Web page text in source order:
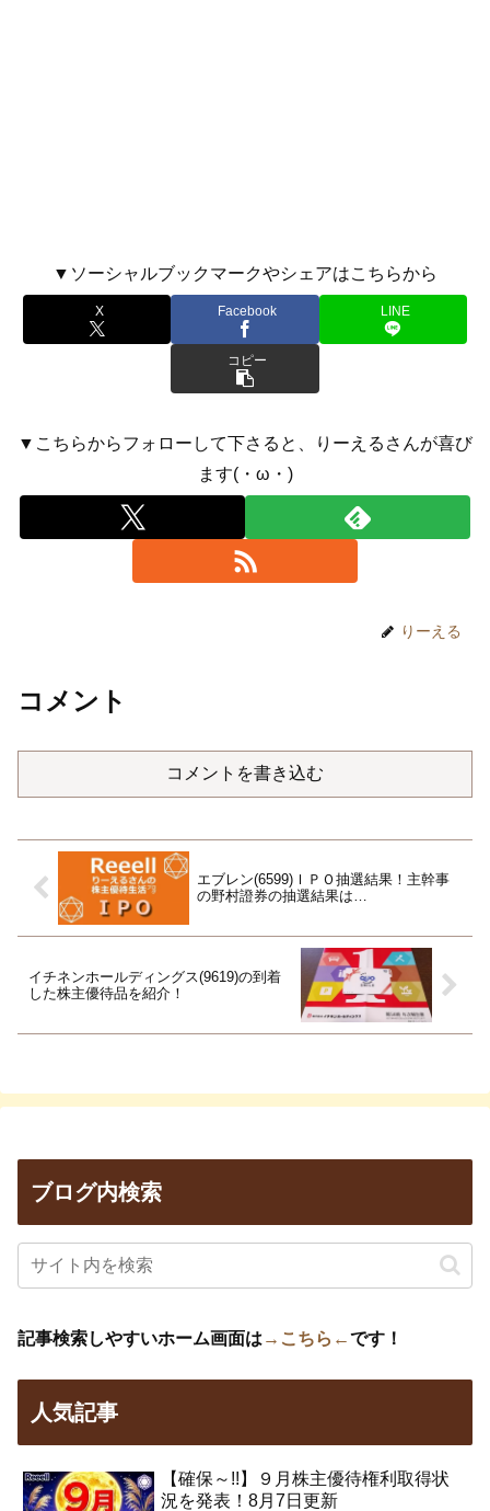
▼ソーシャルブックマークやシェアはこちらから
X Facebook LINE
コピー
▼こちらからフォローして下さると、りーえるさんが喜び
ます(・ω・)
りーえる
コメント
コメントを書き込む
エブレン(6599)ＩＰＯ抽選結果！主幹事
の野村證券の抽選結果は…
イチネンホールディングス(9619)の到着
した株主優待品を紹介！
ブログ内検索
記事検索しやすいホーム画面は →こちら←です！
人気記事
【確保～!!】９月株主優待権利取得状
況を発表！8月7日更新